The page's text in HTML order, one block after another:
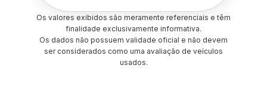
Os valores exibidos são meramente referenciais e têm
finalidade exclusivamente informativa.
Os dados não possuem validade oficial e não devem
ser considerados como uma avaliação de veículos
usados.